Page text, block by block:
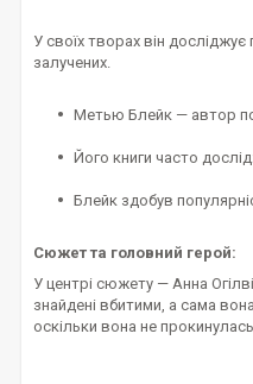
У своїх творах він досліджує
залучених.
Метью Блейк — автор
Його книги часто
Блейк здобув
Сюжет та головний герой:
У центрі сюжету — Анна
знайдені вбитими, а сама
оскільки вона не прокинулась